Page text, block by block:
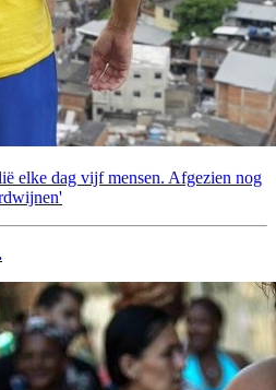
elke dag vijf mensen. Afgezien nog